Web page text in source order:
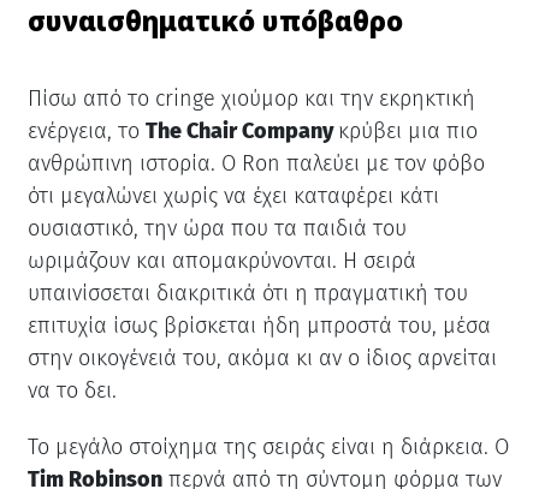
συναισθηματικό υπόβαθρο
Πίσω από το cringe χιούμορ και την εκρηκτική
ενέργεια, το The Chair Companyκρύβει μια πιο
ανθρώπινη ιστορία. Ο Ron παλεύει με τον φόβο
ότι μεγαλώνει χωρίς να έχει καταφέρει κάτι
ουσιαστικό, την ώρα που τα παιδιά του
ωριμάζουν και απομακρύνονται. Η σειρά
υπαινίσσεται διακριτικά ότι η πραγματική του
επιτυχία ίσως βρίσκεται ήδη μπροστά του, μέσα
στην οικογένειά του, ακόμα κι αν ο ίδιος αρνείται
να το δει.
Το μεγάλο στοίχημα της σειράς είναι η διάρκεια. Ο
Tim Robinsonπερνά από τη σύντομη φόρμα των